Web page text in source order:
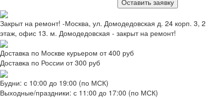
Закрыт на ремонт! -Москва, ул. Домодедовская д. 24 корп. 3, 2
этаж, офис 13. м. Домодедовская - закрыт на ремонт!
Доставка по Москве курьером от 400 руб
Доставка по России от 300 руб
Будни: с 10:00 до 19:00 (по МСК)
Выходные/праздники: с 11:00 до 17:00 (по МСК)